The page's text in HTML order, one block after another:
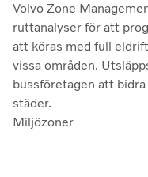
Volvo Zone
ruttanalyser för att
att köras med full
vissa områden.
bussföretagen att
städer.
Miljözoner